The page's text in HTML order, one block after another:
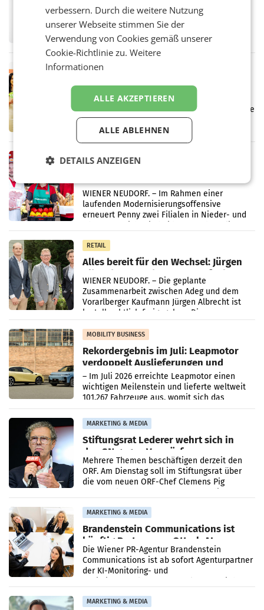
überraschend viel Gewinn
UNTERFÖHRING/MAILAND/AMSTERDAM. Der
Fernsehkonzern ProSiebenSat.1 hat im
Frühjahr dank Kostensenkungen operativ
wieder Gewinn gemacht und die
Markterwartung deutlich übertroffen.
RETAIL
Eine Bühne für Zirkularität: ARA und
Müller informieren am POS über
Über den gesamten August hinweg rücken die
Altstoff Recycling Austria AG (ARA) und der
Handelskonzern Müller die Initiative
„Kreislauf-Helden“ in allen österreichischen
RETAIL
Ober- und Niederösterreich
WIENER NEUDORF. – Im Rahmen einer
laufenden Modernisierungsoffensive
erneuert Penny zwei Filialen in Nieder- und
RETAIL
Alles bereit für den Wechsel: Jürgen
Albrecht setzt ab 1.1.2027 auf Adeg
WIENER NEUDORF. – Die geplante
Zusammenarbeit zwischen Adeg und dem
Vorarlberger Kaufmann Jürgen Albrecht ist
kartellrechtlich freigegeben: Die
Bundeswettbewerbsbehörde und der
Bundeskartellanwalt
MOBILITY BUSINESS
Rekordergebnis im Juli: Leapmotor
verdoppelt Auslieferungen und
überschreitet die 100.000er-Marke
– Im Juli 2026 erreichte Leapmotor einen
wichtigen Meilenstein und lieferte weltweit
101.267 Fahrzeuge aus, womit sich das
Ergebnis gegenüber Juli 2025 mehr als
verdoppelte (+102
MARKETING & MEDIA
Stiftungsrat Lederer wehrt sich in
den SN gegen Vorwürfe
Mehrere Themen beschäftigen derzeit den
ORF. Am Dienstag soll im Stiftungsrat über
die vom neuen ORF-Chef Clemens Pig
MARKETING & MEDIA
Brandenstein Communications ist
künftig Partner von OtterlyAI
Die Wiener PR-Agentur Brandenstein
Communications ist ab sofort Agenturpartner
der KI-Monitoring- und
MARKETING & MEDIA
verbessern. Durch die weitere Nutzung
unserer Webseite stimmen Sie der
Verwendung von Cookies gemäß unserer
Cookie-Richtlinie zu.Weitere
Informationen
ALLE AKZEPTIEREN
ALLE ABLEHNEN
DETAILS ANZEIGEN